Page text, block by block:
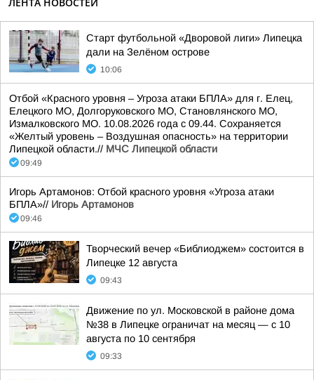
Старт футбольной «Дворовой лиги» Липецка
дали на Зелёном острове
10:06
Отбой «Красного уровня – Угроза атаки БПЛА» для г. Елец,
Елецкого МО, Долгоруковского МО, Становлянского МО,
Измалковского МО. 10.08.2026 года с 09.44. Сохраняется
«Желтый уровень – Воздушная опасность» на территории
Липецкой области.// МЧС Липецкой области
09:49
Игорь Артамонов: Отбой красного уровня «Угроза атаки
БПЛА»// Игорь Артамонов
09:46
Творческий вечер «Библиоджем» состоится в
Липецке 12 августа
09:43
Движение по ул. Московской в районе дома
№38 в Липецке ограничат на месяц — с 10
августа по 10 сентября
09:33